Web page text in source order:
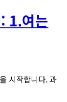
1.여는
시작합니다. 과